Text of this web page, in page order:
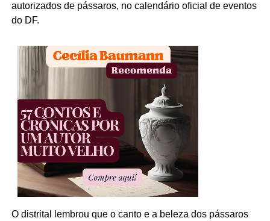
autorizados de pássaros, no calendário oficial de eventos
do DF.
O distrital lembrou que o canto e a beleza dos pássaros